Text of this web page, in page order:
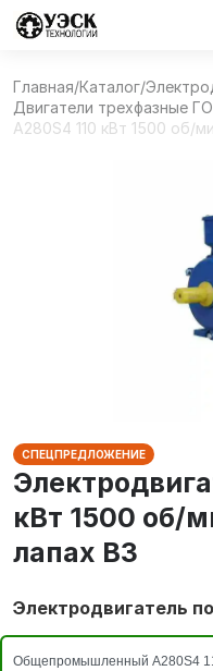
Главная/Каталог/
Двигатели трехфазные
А280S4 110 кВт 1500 об/
СПЕЦПРЕДЛОЖЕНИЕ
кВт 1500 об/
лапах В3
Электродвигатель